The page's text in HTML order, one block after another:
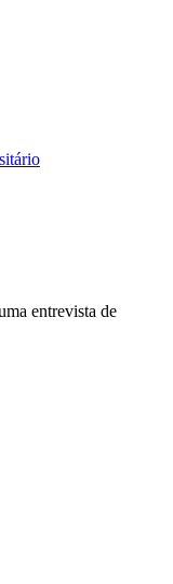
entrevista de